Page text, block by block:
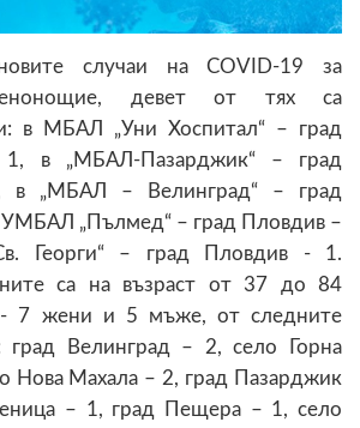
случаи на COVID-19 за
девет от тях са
в МБАЛ „Уни Хоспитал“ – град
в „МБАЛ-Пазарджик“ – град
в „МБАЛ – Велинград“ – град
УМБАЛ „Пълмед“ – град Пловдив –
Георги“ – град Пловдив - 1.
са на възраст от 37 до 84
- 7 жени и 5 мъже, от следните
град Велинград – 2, село Горна
Нова Махала – 2, град Пазарджик
– 1, град Пещера – 1, село